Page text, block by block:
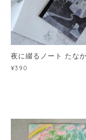
夜に綴るノート たな
¥390